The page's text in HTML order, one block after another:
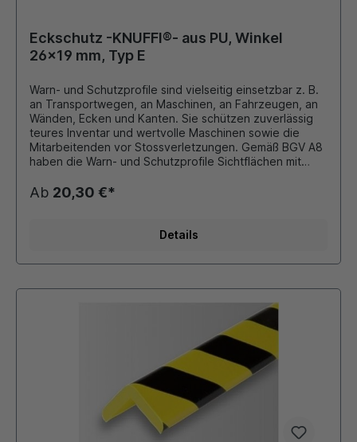
Eckschutz -KNUFFI®- aus PU, Winkel
26x19 mm, Typ E
Warn- und Schutzprofile sind vielseitig einsetzbar z. B.
an Transportwegen, an Maschinen, an Fahrzeugen, an
Wänden, Ecken und Kanten. Sie schützen zuverlässig
teures Inventar und wertvolle Maschinen sowie die
Mitarbeitenden vor Stossverletzungen. Gemäß BGV A8
haben die Warn- und Schutzprofile Sichtflächen mit
Flurförderzeuge rot/weißen Diagonalstreifen. Die Warn-
und Schutzprofile lassen sich schnell und problemlos
entfernen und kurz auf die gereinigte Fläche pressen
Material aus FCKW freiem Polyurethanschaum hoch
temperaturbeständig von - 40 °C bis + 100 °C Innen-
und Außeneinsatz geeignet sind brandgeprüft nach DIN
4102 B2. Alle Profile sind mit stark haftenden
Klebestreifen (außer Typ B und BB) ausgestattet und
besitzen eine sehr starke Haftkraft (21 N/25 mm).
Acrylatkleber ist licht- und alterungsbeständig. Dieser
Artikel ist als Meterware, 5 oder 50 Meter Rolle
erhältlich. Andere Farben wie weiss, schwarz oder
rot/weiss sind auch auf Anfage erhältlich!
Ab 20,30 €*
Details